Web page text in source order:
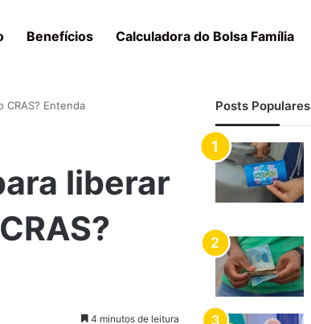
Benefícios Calculadora do Bolsa Família
CRAS? Entenda
liberar
4 minutos de leitura
Posts Populares